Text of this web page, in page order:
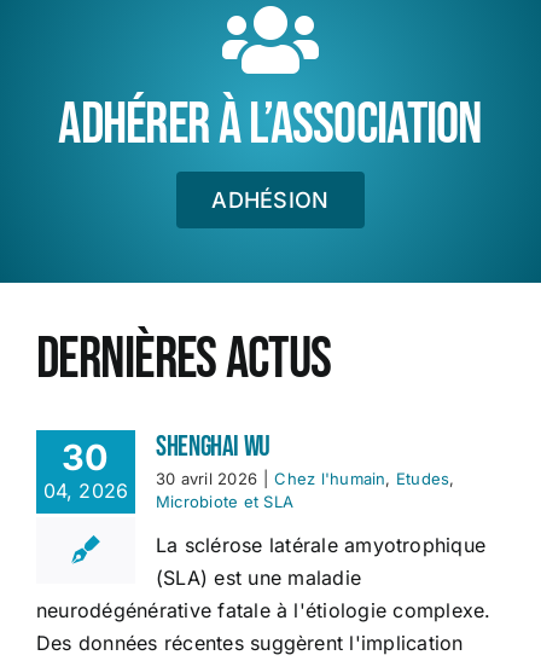
ADHÉRER À L’ASSOCIATION
ADHÉSION
Dernières actus
30
04, 2026
Shenghai Wu
30 avril 2026 Chez l'humain, Etudes,
Microbiote et SLA
La sclérose latérale amyotrophique
(SLA) est une maladie
neurodégénérative fatale à l'étiologie complexe.
Des données récentes suggèrent l'implication